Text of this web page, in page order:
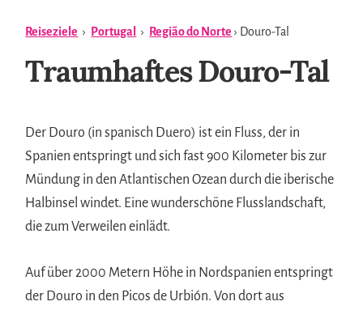
Reiseziele › Portugal › Região do Norte › Douro-Tal
Traumhaftes Douro-Tal
Der Douro (in spanisch Duero) ist ein Fluss, der in
Spanien entspringt und sich fast 900 Kilometer bis zur
Mündung in den Atlantischen Ozean durch die iberische
Halbinsel windet. Eine wunderschöne Flusslandschaft,
die zum Verweilen einlädt.
Auf über 2000 Metern Höhe in Nordspanien entspringt
der Douro in den Picos de Urbión. Von dort aus